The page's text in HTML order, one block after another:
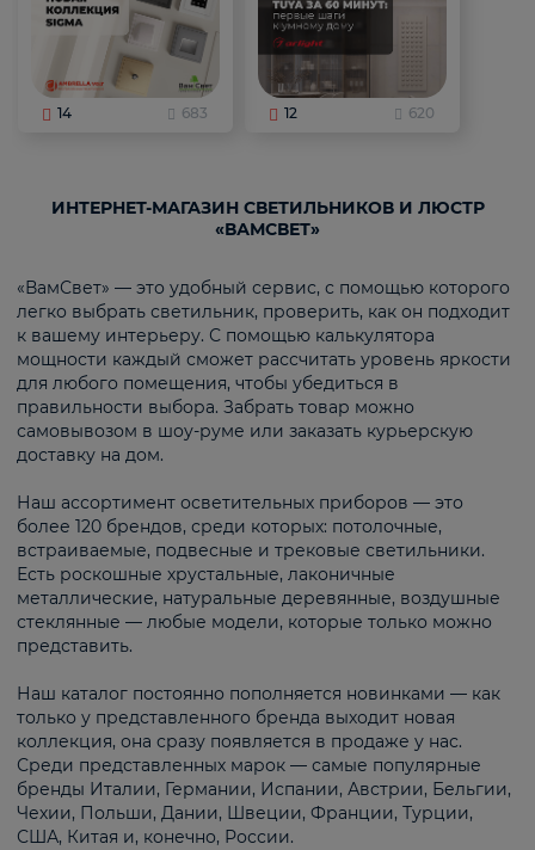
14 683 12 620
ИНТЕРНЕТ-МАГАЗИН СВЕТИЛЬНИКОВ И ЛЮСТР
«ВАМСВЕТ»
«ВамСвет» — это удобный сервис, с помощью которого
легко выбрать светильник, проверить, как он подходит
к вашему интерьеру. С помощью калькулятора
мощности каждый сможет рассчитать уровень яркости
для любого помещения, чтобы убедиться в
правильности выбора. Забрать товар можно
самовывозом в шоу-руме или заказать курьерскую
доставку на дом.
Наш ассортимент осветительных приборов — это
более 120 брендов, среди которых: потолочные,
встраиваемые, подвесные и трековые светильники.
Есть роскошные хрустальные, лаконичные
металлические, натуральные деревянные, воздушные
стеклянные — любые модели, которые только можно
представить.
Наш каталог постоянно пополняется новинками — как
только у представленного бренда выходит новая
коллекция, она сразу появляется в продаже у нас.
Среди представленных марок — самые популярные
бренды Италии, Германии, Испании, Австрии, Бельгии,
Чехии, Польши, Дании, Швеции, Франции, Турции,
США, Китая и, конечно, России.